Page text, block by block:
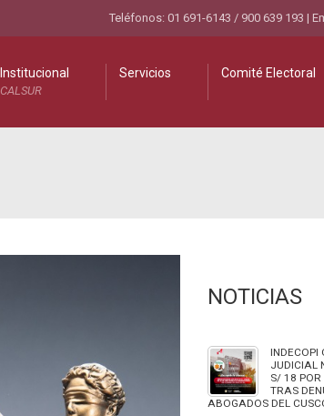
Teléfonos: 01 691-6143 / 900 639 193 |
Institucional
CALSUR
Servicios Comité Electoral
NOTICIAS
INDECOPI
JUDICIAL
S/ 18 POR
TRAS
ABOGADOS DEL